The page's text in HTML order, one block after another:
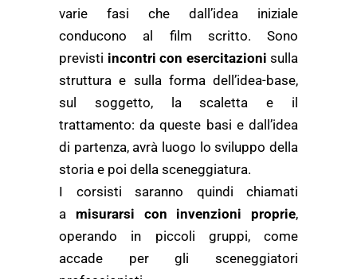
varie fasi che dall’idea iniziale
conducono al film scritto. Sono
previsti incontri con esercitazioni sulla
struttura e sulla forma dell’idea-base,
sul soggetto, la scaletta e il
trattamento: da queste basi e dall’idea
di partenza, avrà luogo lo sviluppo della
storia e poi della sceneggiatura.
I corsisti saranno quindi chiamati
a misurarsi con invenzioni proprie,
operando in piccoli gruppi, come
accade per gli sceneggiatori